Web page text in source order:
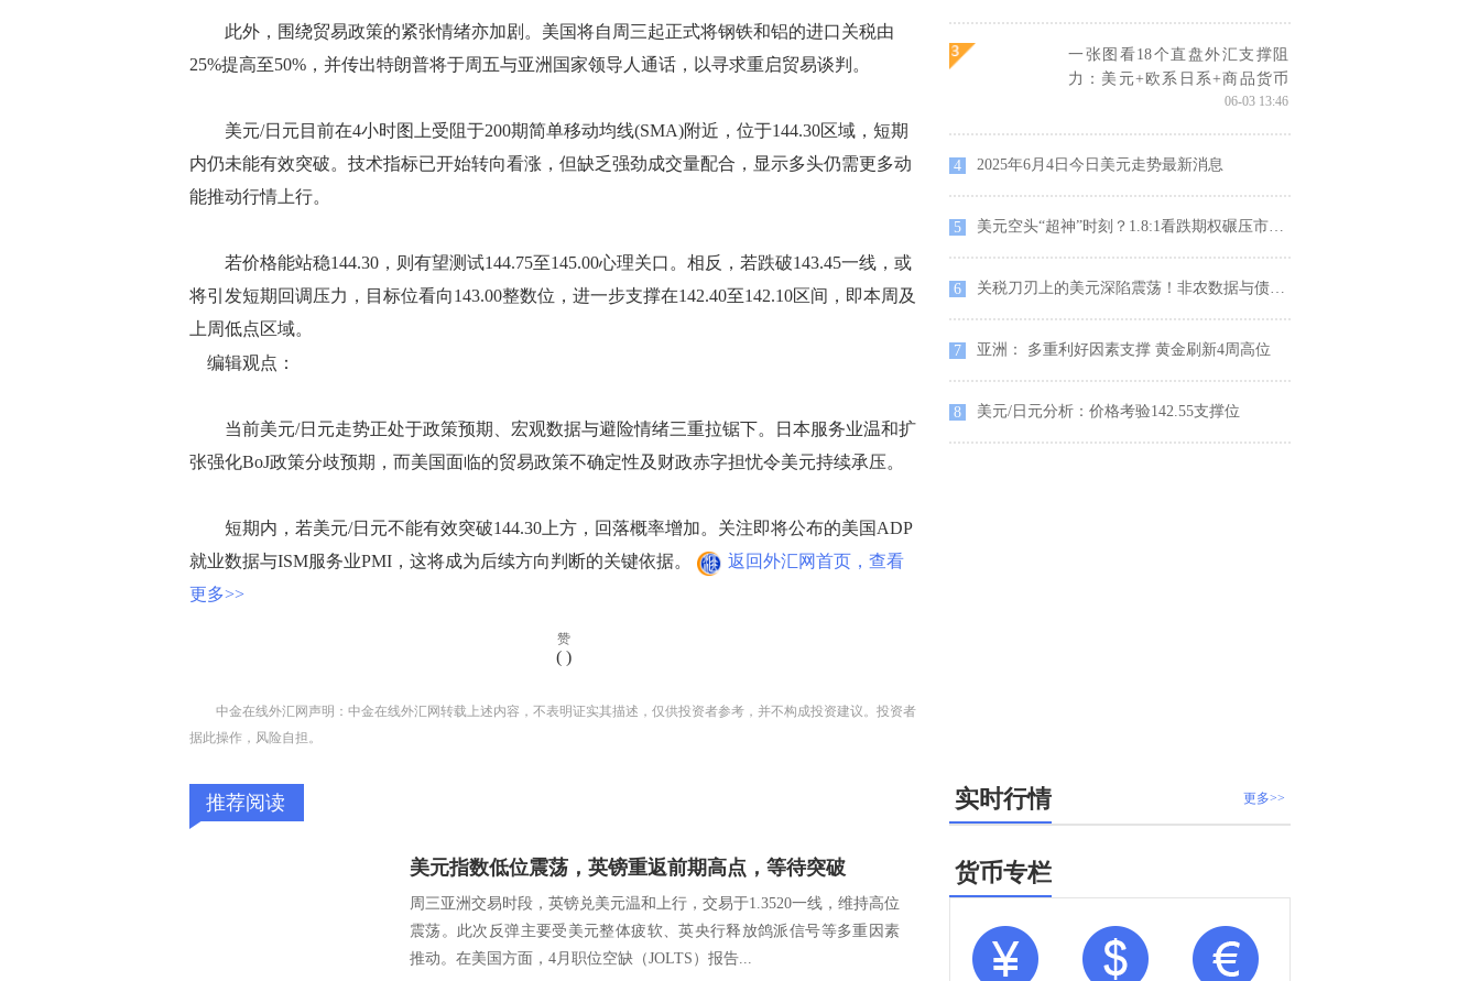
此外，围绕贸易政策的紧张情绪亦加剧。美国将自周三起正式将钢铁和铝的进口关税由
25%提高至50%，并传出特朗普将于周五与亚洲国家领导人通话，以寻求重启贸易谈判。
美元/日元目前在4小时图上受阻于200期简单移动均线(SMA)附近，位于144.30区域，短期
内仍未能有效突破。技术指标已开始转向看涨，但缺乏强劲成交量配合，显示多头仍需更多动
能推动行情上行。
若价格能站稳144.30，则有望测试144.75至145.00心理关口。相反，若跌破143.45一线，或
将引发短期回调压力，目标位看向143.00整数位，进一步支撑在142.40至142.10区间，即本周及
上周低点区域。
编辑观点：
当前美元/日元走势正处于政策预期、宏观数据与避险情绪三重拉锯下。日本服务业温和扩
张强化BoJ政策分歧预期，而美国面临的贸易政策不确定性及财政赤字担忧令美元持续承压。
短期内，若美元/日元不能有效突破144.30上方，回落概率增加。关注即将公布的美国ADP
就业数据与ISM服务业PMI，这将成为后续方向判断的关键依据。
返回外汇网首页，查看
更多>>
赞
( )
中金在线外汇网声明：中金在线外汇网转载上述内容，不表明证实其描述，仅供投资者参考，并不构成投资建议。投资者
据此操作，风险自担。
推荐阅读
美元指数低位震荡，英镑重返前期高点，等待突破
周三亚洲交易时段，英镑兑美元温和上行，交易于1.3520一线，维持高位
震荡。此次反弹主要受美元整体疲软、英央行释放鸽派信号等多重因素
推动。在美国方面，4月职位空缺（JOLTS）报告...
一张图看18个直盘外汇支撑阻
力：美元+欧系日系+商品货币
+新兴货币(2025年6月3日)06-03 13:46
4 2025年6月4日今日美元走势最新消息
5 美元空头“超神”时刻？1.8:1看跌期权碾压市场，却暗藏这三个反弹触发器
6 关税刀刃上的美元深陷震荡！非农数据与债务雷区如何左右美元命运？
7 亚洲： 多重利好因素支撑 黄金刷新4周高位
8 美元/日元分析：价格考验142.55支撑位
更多>>
实时行情
货币专栏